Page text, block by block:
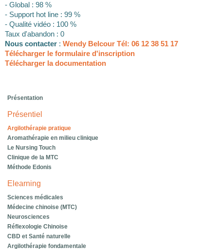
- Global : 98 %
- Support hot line : 99 %
- Qualité vidéo : 100 %
Taux d'abandon : 0
Nous contacter : Wendy Belcour Tél: 06 12 38 51 17
Télécharger le formulaire d'inscription
Télécharger la documentation
Présentation
Présentiel
Argilothérapie pratique
Aromathérapie en milieu clinique
Le Nursing Touch
Clinique de la MTC
Méthode Edonis
Elearning
Sciences médicales
Médecine chinoise (MTC)
Neurosciences
Réflexologie Chinoise
CBD et Santé naturelle
Argilothérapie fondamentale